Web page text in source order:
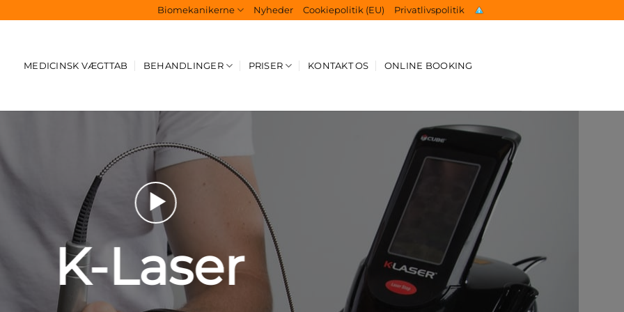
Biomekanikerne Nyheder Cookiepolitik (EU) Privatlivspolitik
MEDICINSK VÆGTTAB BEHANDLINGER PRISER KONTAKT OS ONLINE BOOKING
K-Laser